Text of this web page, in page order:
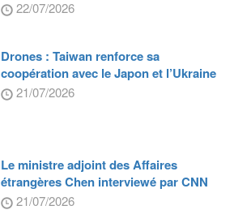
22/07/2026
Drones : Taiwan renforce sa
coopération avec le Japon et l’Ukraine
21/07/2026
Le ministre adjoint des Affaires
étrangères Chen interviewé par CNN
21/07/2026